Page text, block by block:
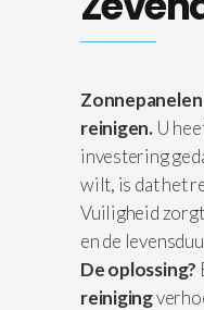
reinigen. U
investering
wilt, is dat het
Vuiligheid
en de
De oplossing?
reiniging